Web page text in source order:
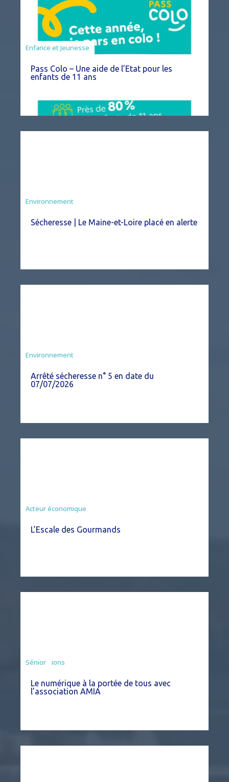
Animation
Enfance et Jeunesse
Pass Colo – Une aide de l’Etat pour les
enfants de 11 ans
Environnement
Sécheresse | Le Maine-et-Loire placé en alerte
Agriculture
Environnement
Arrêté sécheresse n° 5 en date du
07/07/2026
Acteur économique
L’Escale des Gourmands
Associations
Sénior
Le numérique à la portée de tous avec
l’association AMIA